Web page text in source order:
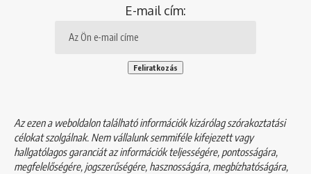
E-mail cím:
Az ezen a weboldalon található információk kizárólag szórakoztatási
célokat szolgálnak. Nem vállalunk semmiféle kifejezett vagy
hallgatólagos garanciát az információk teljességére, pontosságára,
megfelelőségére, jogszerűségére, hasznosságára, megbízhatóságára,